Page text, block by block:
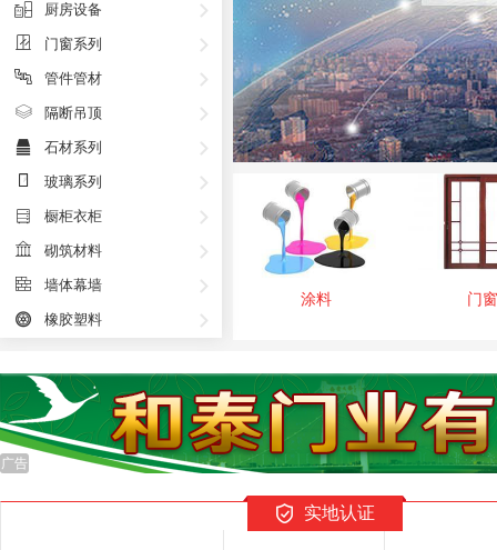
厨房设备
门窗系列
管件管材
隔断吊顶
石材系列
玻璃系列
橱柜衣柜
砌筑材料
墙体幕墙
橡胶塑料
涂料 门窗
广告
实地认证